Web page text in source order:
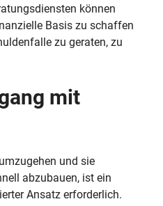
können
Basis zu schaffen
zu geraten, zu
mit
und sie
abzubauen, ist ein
Ansatz erforderlich.